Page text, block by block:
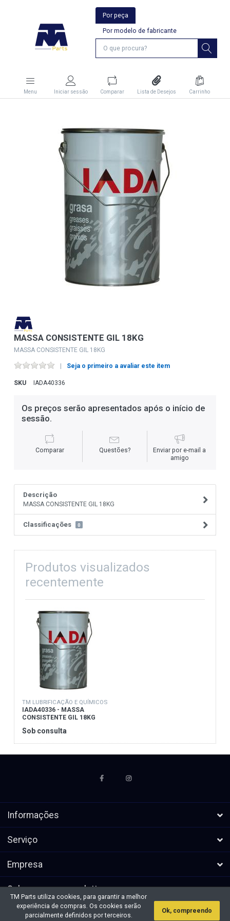
Por peça
Por modelo de fabricante
Menu Iniciar sessão Comparar Lista de Desejos Carrinho
MASSA CONSISTENTE GIL 18KG
MASSA CONSISTENTE GIL 18KG
Seja o primeiro a avaliar este item
SKU IADA40336
Os preços serão apresentados após o início de
sessão.
Comparar Questões?
Enviar por e-mail a
amigo
Descrição
MASSA CONSISTENTE GIL 18KG
Classificações 0
Produtos visualizados
recentemente
TM LUBRIFICAÇÃO E QUÍMICOS
IADA40336 - MASSA
CONSISTENTE GIL 18KG
Sob consulta
Informações
Serviço
Empresa
Subscrever a newsletters
* Todos os preços excl. IVA, mais
Direitos de autor &cópia; 2026 TM
TM Parts utiliza cookies, para garantir a melhor
experiência de compras. Os cookies serão
parcialmente definidos por terceiros.
Ok, compreendo